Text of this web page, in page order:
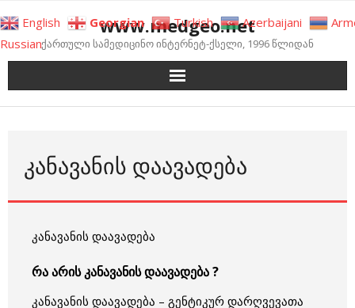
to
content
www.medgeo.net
ქართული სამედიცინო ინტერნეტ-ქსელი, 1996 წლიდან
ᲙᲐᲜᲐᲕᲐᲜᲘᲡ ᲓᲐᲐᲕᲐᲓᲔᲑᲐ
კანავანის დაავადება
რა არის კანავანის დაავადება ?
კანავანის დაავადება – გენტიკურ დარღვევათა
English Georgian Turkish Azerbaijani
Russian